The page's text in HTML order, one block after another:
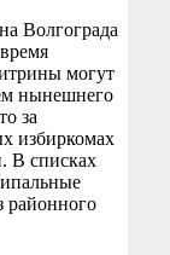
Волгограда
могут
нынешнего
за
избиркомах
В списках
районного